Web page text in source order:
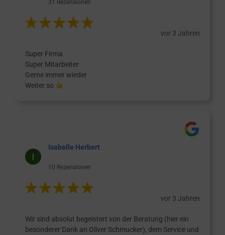
31 Rezensionen
vor 3 Jahren
Super Firma
Super Mitarbeiter
Gerne immer wieder
Weiter so
Isabelle Herbert
10 Rezensionen
vor 3 Jahren
Wir sind absolut begeistert von der Beratung (hier ein
besonderer Dank an Oliver Schmucker), dem Service und